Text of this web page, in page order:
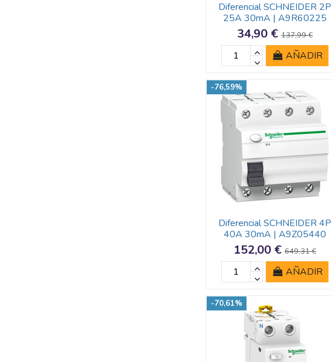
Diferencial SCHNEIDER 2P
25A 30mA | A9R60225
34,90 € 137,99 €
AÑADIR
-76,59%
Diferencial SCHNEIDER 4P
40A 30mA | A9Z05440
152,00 € 649,31 €
AÑADIR
-70,61%